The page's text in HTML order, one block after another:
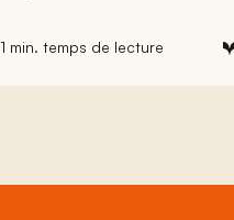
1 min. temps de lecture